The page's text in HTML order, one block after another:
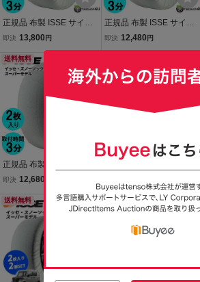
正規品 布製 ISSE サイズ7
4 イッセ スノーソックス
ェーン 簡単取り付け ジャ
ッキアップ不要
即決 13,800 円
正規品 布製 ISSE サイズ5
4 イッセ スノーソックス
ッキアップ不要
即決 12,480 円
送料無料
正規品 布製 ISSE サイズ6
6 イッセ スノーソックス
スーパー 非金属 タイヤチ
ェーン 簡単取り付け ジャ
ッキアップ不要
即決 12,680
スーパー 非金属 タイヤチ
ェーン 簡単取り付け ジャ
ッキアップ不要
送料無料 送料無料